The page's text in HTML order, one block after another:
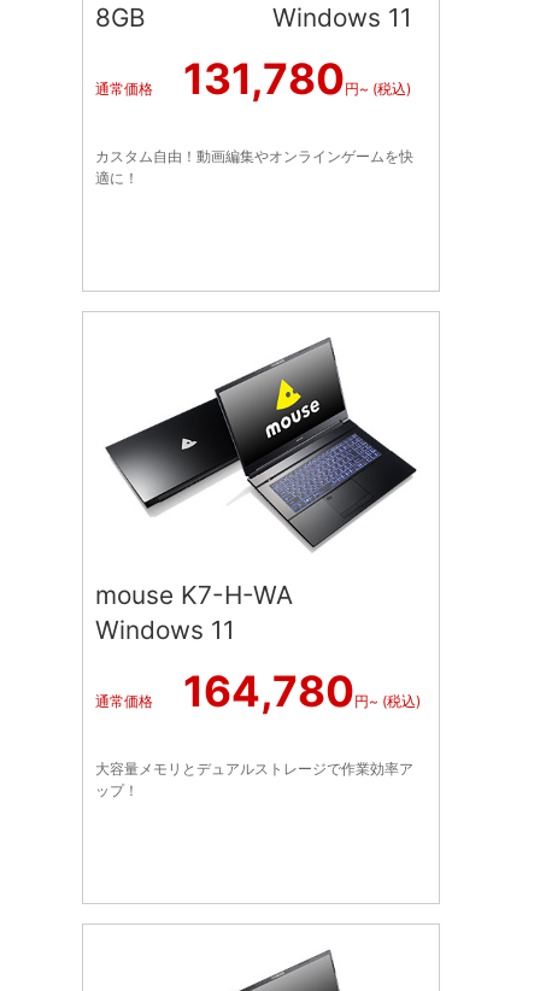
8GB Windows 11
通常価格 131,780円~ (税込)
カスタム自由！動画編集やオンラインゲームを快
適に！
mouse K7-H-WA
Windows 11
通常価格 164,780円~ (税込)
大容量メモリとデュアルストレージで作業効率ア
ップ！